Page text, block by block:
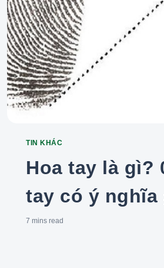
Categories
TIN KHÁC
Hoa tay là gì? 0 hoa
tay có ý nghĩa
7 mins read